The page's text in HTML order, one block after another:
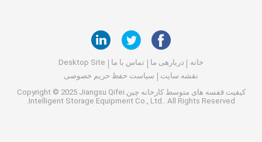
خانه دربارهی ما تماس با ما
Desktop Site
نقشه سایت
سیاست حفظ حریم خصوصی
کیفیتقفسه های متوسط
کارخانه چین.Copyright © 2025 Jiangsu Qifei
Intelligent Storage Equipment Co., Ltd.. All Rights Reserved.